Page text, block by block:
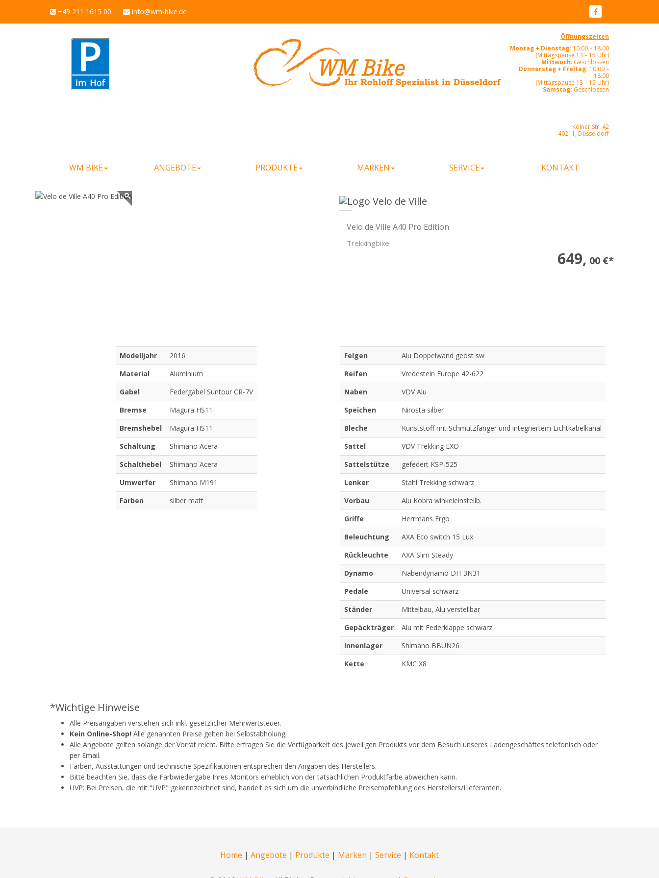
+49 211 1615 00 info@wm-bike.de
Öffnungszeiten
Montag + Dienstag: 10.00 – 18.00
(Mittagspause 13 – 15 Uhr)
Mittwoch: Geschlossen
Donnerstag + Freitag: 10.00 –
18.00
(Mittagspause 13 – 15 Uhr)
Samstag: Geschlossen
Kölner Str. 42
40211, Düsseldorf
WM BIKE ANGEBOTE PRODUKTE MARKEN SERVICE KONTAKT
Velo de Ville A40 Pro Edition
Trekkingbike
649, 00 €*
Modelljahr
2016
Material
Aluminium
Gabel
Federgabel Suntour CR-7V
Bremse
Magura HS11
Bremshebel
Magura HS11
Schaltung
Shimano Acera
Schalthebel
Shimano Acera
Umwerfer
Shimano M191
Farben
silber matt
Felgen
Alu Doppelwand geöst sw
Reifen
Vredestein Europe 42-622
Naben
VDV Alu
Speichen
Nirosta silber
Bleche
Kunststoff mit Schmutzfänger und integriertem Lichtkabelkanal
Sattel
VDV Trekking EXO
Sattelstütze
gefedert KSP-525
Lenker
Stahl Trekking schwarz
Vorbau
Alu Kobra winkeleinstellb.
Griffe
Herrmans Ergo
Beleuchtung
AXA Eco switch 15 Lux
Rückleuchte
AXA Slim Steady
Dynamo
Nabendynamo DH-3N31
Pedale
Universal schwarz
Ständer
Mittelbau, Alu verstellbar
Gepäckträger
Alu mit Federklappe schwarz
Innenlager
Shimano BBUN26
Kette
KMC X8
*Wichtige Hinweise
Alle Preisangaben verstehen sich inkl. gesetzlicher Mehrwertsteuer.
Kein Online-Shop! Alle genannten Preise gelten bei Selbstabholung.
Alle Angebote gelten solange der Vorrat reicht. Bitte erfragen Sie die Verfügbarkeit des jeweiligen Produkts vor dem Besuch unseres Ladengeschäftes telefonisch oder
per Email.
Farben, Ausstattungen und technische Spezifikationen entsprechen den Angaben des Herstellers.
Bitte beachten Sie, dass die Farbwiedergabe Ihres Monitors erheblich von der tatsächlichen Produktfarbe abweichen kann.
UVP: Bei Preisen, die mit "UVP" gekennzeichnet sind, handelt es sich um die unverbindliche Preisempfehlung des Herstellers/Lieferanten.
Home | Angebote | Produkte | Marken | Service | Kontakt